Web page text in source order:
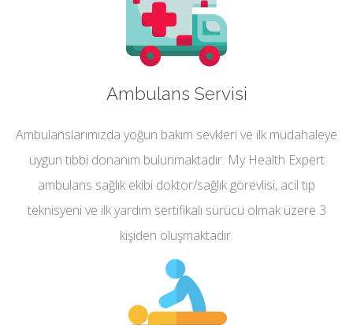
Ambulans Servisi
Ambulanslarımızda yoğun bakım sevkleri ve ilk müdahaleye
uygun tıbbi donanım bulunmaktadır. My Health Expert
ambulans sağlık ekibi doktor/sağlık görevlisi, acil tıp
teknisyeni ve ilk yardım sertifikalı sürücü olmak üzere 3
kişiden oluşmaktadır.